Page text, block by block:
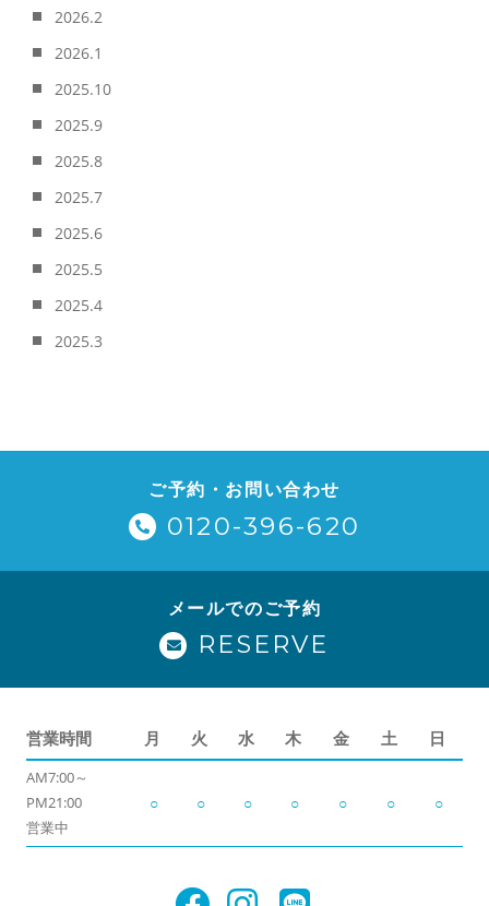
2026.2
2026.1
2025.10
2025.9
2025.8
2025.7
2025.6
2025.5
2025.4
2025.3
ご予約・お問い合わせ
0120-396-620
メールでのご予約
RESERVE
営業時間 月 火 水 木 金 土 日
AM7:00～
PM21:00
営業中
○ ○ ○ ○ ○ ○ ○